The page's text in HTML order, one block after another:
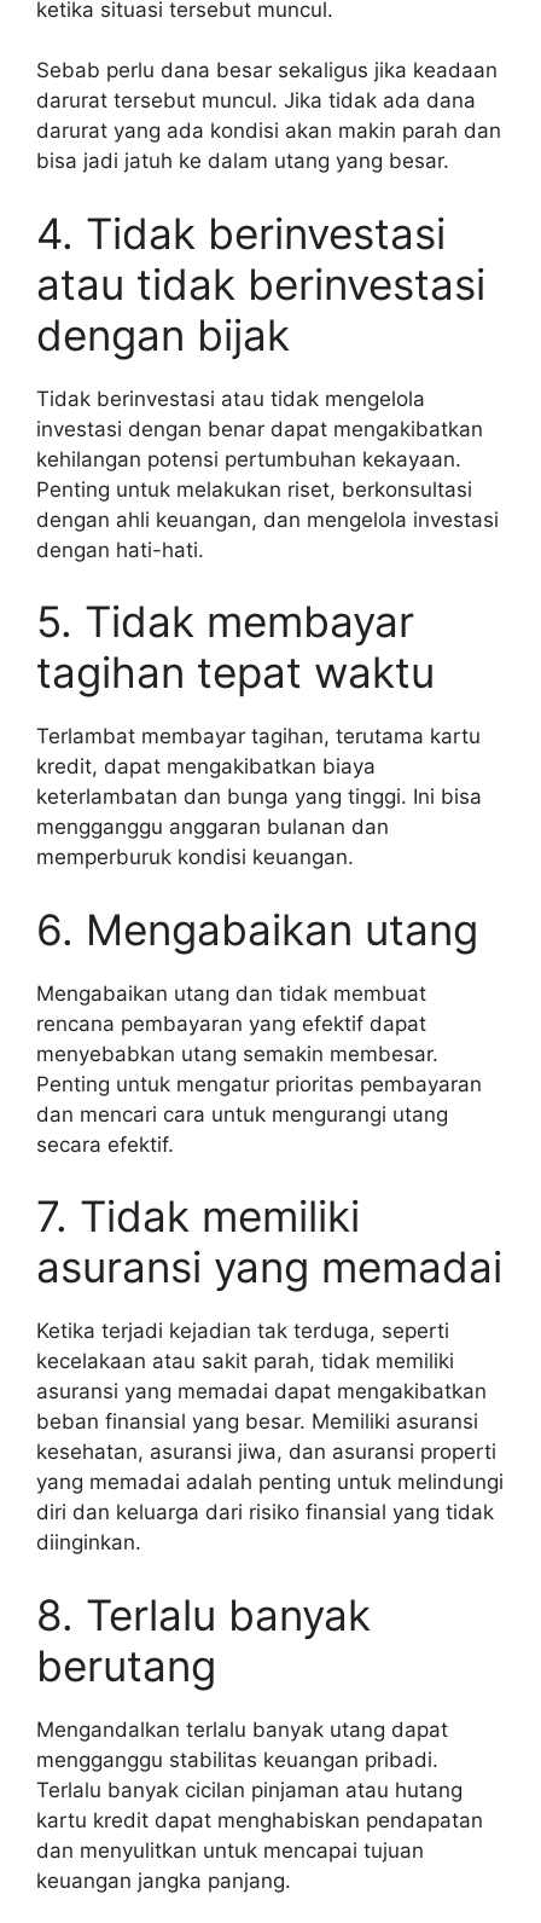
ketika situasi tersebut muncul.
Sebab perlu dana besar sekaligus jika keadaan
darurat tersebut muncul. Jika tidak ada dana
darurat yang ada kondisi akan makin parah dan
bisa jadi jatuh ke dalam utang yang besar.
4. Tidak berinvestasi
atau tidak berinvestasi
dengan bijak
Tidak berinvestasi atau tidak mengelola
investasi dengan benar dapat mengakibatkan
kehilangan potensi pertumbuhan kekayaan.
Penting untuk melakukan riset, berkonsultasi
dengan ahli keuangan, dan mengelola investasi
dengan hati-hati.
5. Tidak membayar
tagihan tepat waktu
Terlambat membayar tagihan, terutama kartu
kredit, dapat mengakibatkan biaya
keterlambatan dan bunga yang tinggi. Ini bisa
mengganggu anggaran bulanan dan
memperburuk kondisi keuangan.
6. Mengabaikan utang
Mengabaikan utang dan tidak membuat
rencana pembayaran yang efektif dapat
menyebabkan utang semakin membesar.
Penting untuk mengatur prioritas pembayaran
dan mencari cara untuk mengurangi utang
secara efektif.
7. Tidak memiliki
asuransi yang memadai
Ketika terjadi kejadian tak terduga, seperti
kecelakaan atau sakit parah, tidak memiliki
asuransi yang memadai dapat mengakibatkan
beban finansial yang besar. Memiliki asuransi
kesehatan, asuransi jiwa, dan asuransi properti
yang memadai adalah penting untuk melindungi
diri dan keluarga dari risiko finansial yang tidak
diinginkan.
8. Terlalu banyak
berutang
Mengandalkan terlalu banyak utang dapat
mengganggu stabilitas keuangan pribadi.
Terlalu banyak cicilan pinjaman atau hutang
kartu kredit dapat menghabiskan pendapatan
dan menyulitkan untuk mencapai tujuan
keuangan jangka panjang.